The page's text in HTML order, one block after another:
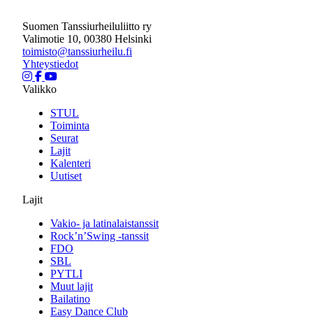
Suomen Tanssiurheiluliitto ry
Valimotie 10, 00380 Helsinki
toimisto@tanssiurheilu.fi
Yhteystiedot
Valikko
STUL
Toiminta
Seurat
Lajit
Kalenteri
Uutiset
Lajit
Vakio- ja latinalaistanssit
Rock’n’Swing -tanssit
FDO
SBL
PYTLI
Muut lajit
Bailatino
Easy Dance Club